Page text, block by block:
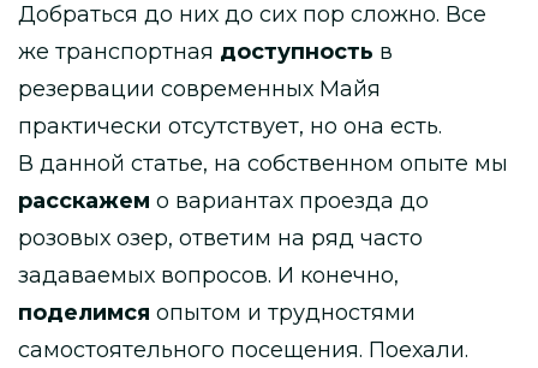
Добраться до них до сих пор сложно. Все
же транспортная доступность в
резервации современных Майя
практически отсутствует, но она есть.
В данной статье, на собственном опыте мы
расскажем о вариантах проезда до
розовых озер, ответим на ряд часто
задаваемых вопросов. И конечно,
поделимся опытом и трудностями
самостоятельного посещения. Поехали.